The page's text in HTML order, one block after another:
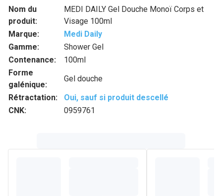
Nom du
produit:
MEDI DAILY Gel Douche Monoï Corps et
Visage 100ml
Marque:
Medi Daily
Gamme:
Shower Gel
Contenance:
100ml
Forme
galénique:
Gel douche
Rétractation:
Oui, sauf si produit descellé
CNK:
0959761